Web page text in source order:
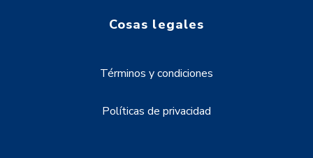
Cosas legales
Términos y condiciones
Políticas de privacidad